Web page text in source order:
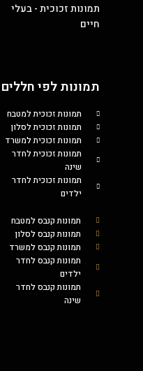
תמונות זכוכית - בעלי
חיים
תמונות לפי חללים
תמונות זכוכית למטבח
תמונות זכוכית לסלון
תמונות זכוכית למשרד
תמונות זכוכית לחדר
שינה
תמונות זכוכית לחדר
ילדים
תמונות קנבס למטבח
תמונות קנבס לסלון
תמונות קנבס למשרד
תמונות קנבס לחדר
ילדים
תמונות קנבס לחדר
שינה